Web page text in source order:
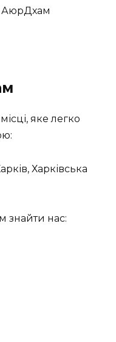
яке легко
Харківська
знайти нас: